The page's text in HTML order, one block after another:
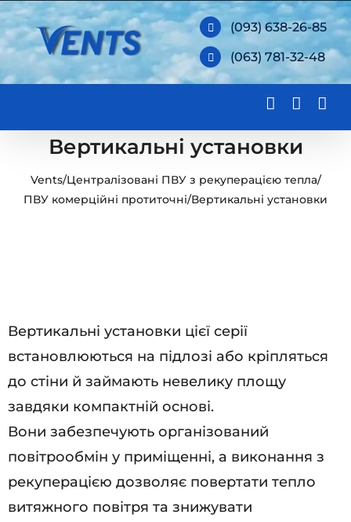
Skip
to
content
(093) 638-26-85
(063) 781-32-48
Вертикальні установки
Vents/Централізовані ПВУ з рекуперацією тепла/
ПВУ комерційні протиточні/Вертикальні установки
Вертикальні установки цієї серії
встановлюються на підлозі або кріпляться
до стіни й займають невелику площу
завдяки компактній основі.
Вони забезпечують організований
повітрообмін у приміщенні, а виконання з
рекуперацією дозволяє повертати тепло
витяжного повітря та знижувати